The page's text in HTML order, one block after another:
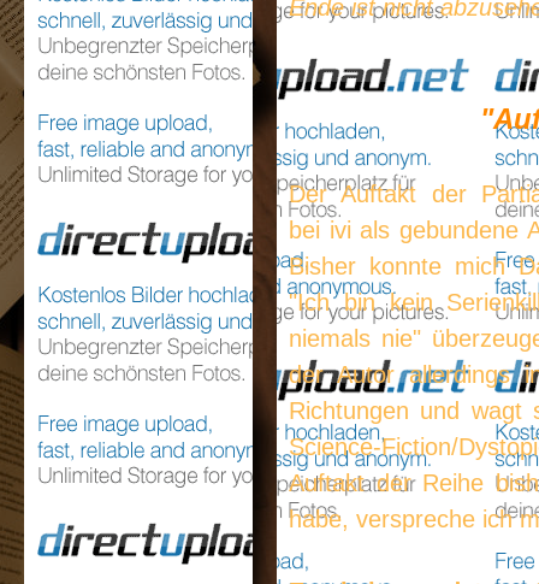
Ende ist nicht
Der Auftakt der
bei ivi als gebundene
Bisher konnte mich
"Ich bin kein
niemals nie"
der Autor allerdings
Richtungen und
Science-Fiction/
Auftakt der Reihe
habe, verspreche ich